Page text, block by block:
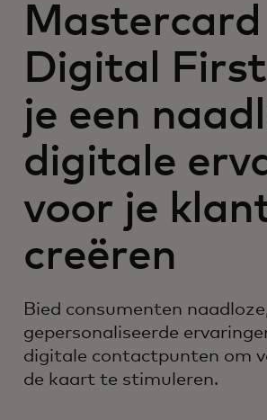
Mastercard
Digital
je een
digitale
voor je
creëren
Bied consumenten
gepersonaliseerde
digitale contactpunten om
de kaart te stimuleren.